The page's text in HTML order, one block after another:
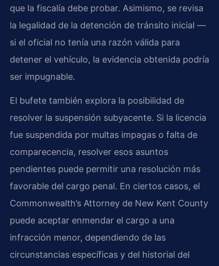
que la fiscalía debe probar. Asimismo, se revisa
la legalidad de la detención de tránsito inicial —
si el oficial no tenía una razón válida para
detener el vehículo, la evidencia obtenida podría
ser impugnable.
El bufete también explora la posibilidad de
resolver la suspensión subyacente. Si la licencia
fue suspendida por multas impagas o falta de
comparecencia, resolver esos asuntos
pendientes puede permitir una resolución más
favorable del cargo penal. En ciertos casos, el
Commonwealth’s Attorney de New Kent County
puede aceptar enmendar el cargo a una
infracción menor, dependiendo de las
circunstancias específicas y del historial del